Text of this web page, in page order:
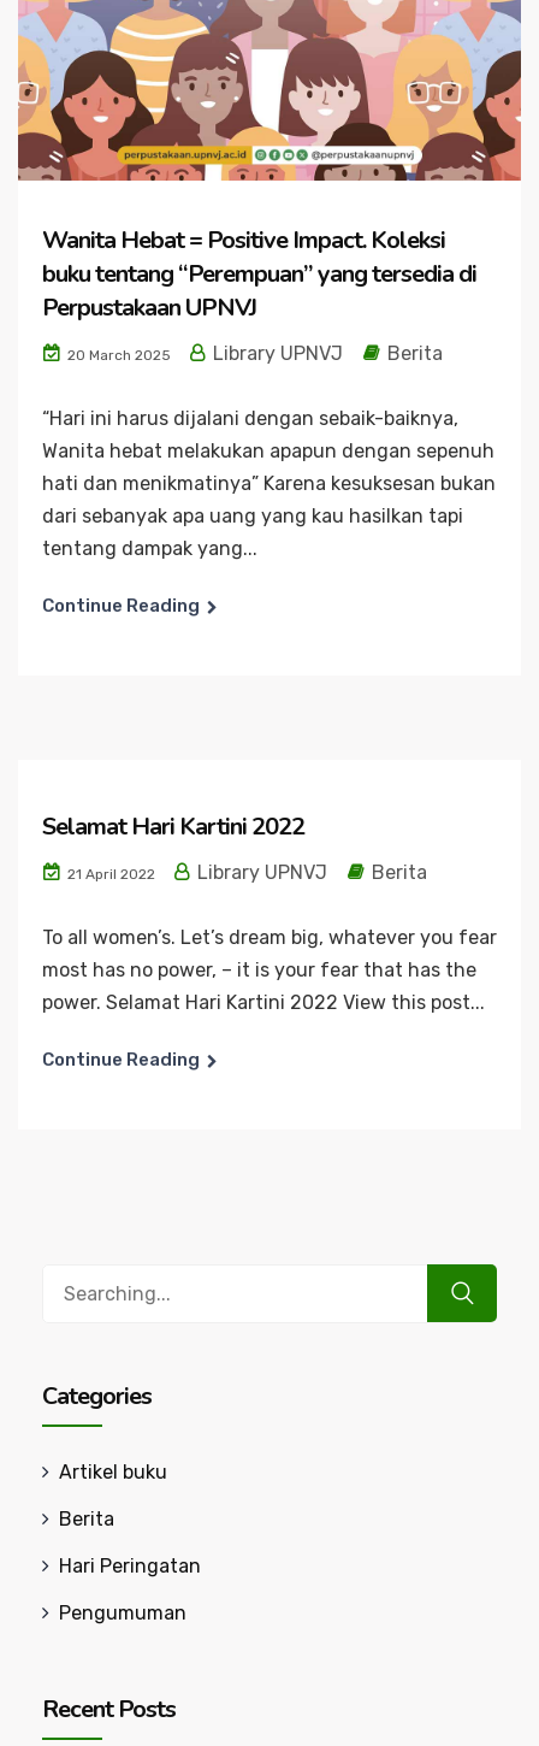
Wanita Hebat = Positive Impact. Koleksi
buku tentang “Perempuan” yang tersedia di
Perpustakaan UPNVJ
20 March 2025 Library UPNVJ Berita
“Hari ini harus dijalani dengan sebaik-baiknya,
Wanita hebat melakukan apapun dengan sepenuh
hati dan menikmatinya” Karena kesuksesan bukan
dari sebanyak apa uang yang kau hasilkan tapi
tentang dampak yang...
Continue Reading
Selamat Hari Kartini 2022
21 April 2022 Library UPNVJ Berita
To all women’s. Let’s dream big, whatever you fear
most has no power, – it is your fear that has the
power. Selamat Hari Kartini 2022 View this post...
Continue Reading
Categories
Artikel buku
Berita
Hari Peringatan
Pengumuman
Recent Posts